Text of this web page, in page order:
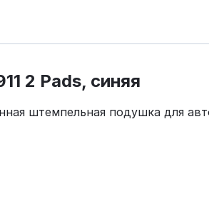
2 Pads, синяя
штемпельная подушка для